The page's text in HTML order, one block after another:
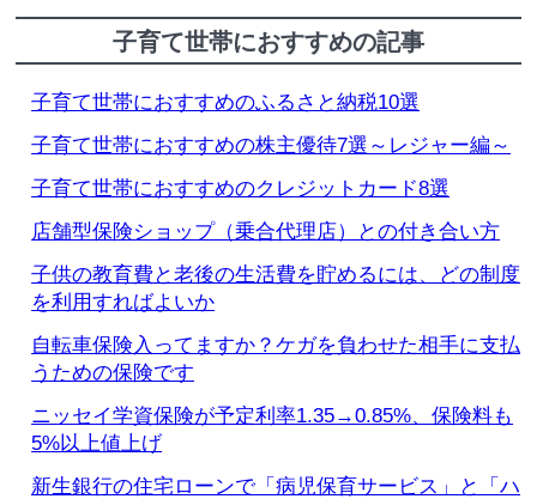
子育て世帯におすすめの記事
子育て世帯におすすめのふるさと納税10選
子育て世帯におすすめの株主優待7選～レジャー編～
子育て世帯におすすめのクレジットカード8選
店舗型保険ショップ（乗合代理店）との付き合い方
子供の教育費と老後の生活費を貯めるには、どの制度
を利用すればよいか
自転車保険入ってますか？ケガを負わせた相手に支払
うための保険です
ニッセイ学資保険が予定利率1.35→0.85%、保険料も
5%以上値上げ
新生銀行の住宅ローンで「病児保育サービス」と「ハ